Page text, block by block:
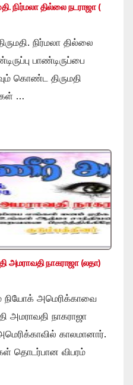
நிர்மலா தில்லை நடராஜா (
நிர்மலா தில்லை
பாண்டிருப்பை
கொண்ட திருமதி
…
அமராவதி நாகராஜா (லதா)
நியோக் அமெரிக்காவை
அமராவதி நாகராஜா
காலமானார்.
தொடர்பான விபரம்